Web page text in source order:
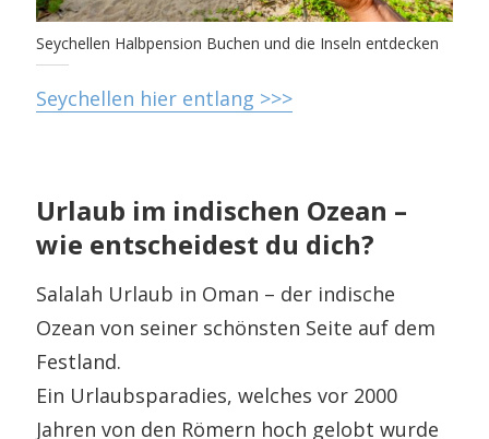
Seychellen Halbpension Buchen und die Inseln entdecken
Seychellen hier entlang >>>
Urlaub im indischen Ozean –
wie entscheidest du dich?
Salalah Urlaub in Oman – der indische
Ozean von seiner schönsten Seite auf dem
Festland.
Ein Urlaubsparadies, welches vor 2000
Jahren von den Römern hoch gelobt wurde